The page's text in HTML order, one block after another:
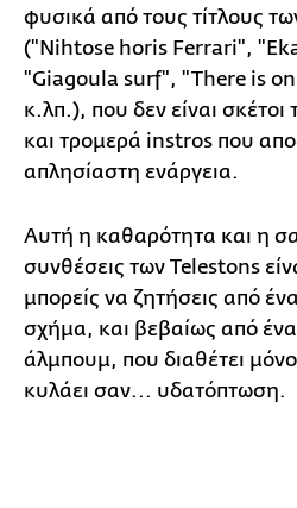
φυσικά από τους τίτλους
("Nihtose horis Ferrari",
"Giagoula surf", "There is
κ.λπ.), που δεν είναι σκέτοι
και τρομερά instros που
απλησίαστη ενάργεια.
Αυτή η καθαρότητα και η
συνθέσεις των Telestons
μπορείς να ζητήσεις από
σχήμα, και βεβαίως από
άλμπουμ, που διαθέτει
κυλάει σαν... υδατόπτωση.